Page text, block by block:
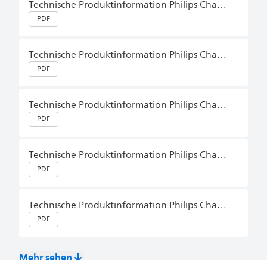
PDF
Technische Produktinformation Philips Charger German (Germany)
PDF
Technische Produktinformation Philips Charger German (Germany)
PDF
Technische Produktinformation Philips Charger German (Germany)
PDF
Technische Produktinformation Philips Charger German (Germany)
PDF
Technische Produktinformation Philips Charger Plus German (Germany)